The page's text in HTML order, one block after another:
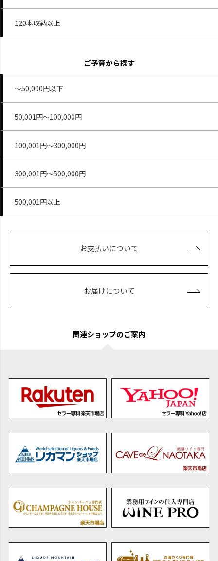
120本収納以上
ご予算から探す
～50,000円以下
50,001円～100,000円
100,001円～300,000円
300,001円～500,000円
500,001円以上
お支払いについて
お届けについて
関連ショップのご案内